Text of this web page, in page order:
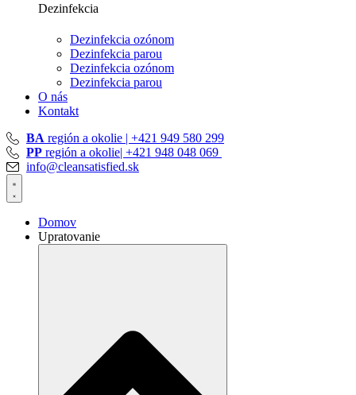
Dezinfekcia
Dezinfekcia ozónom
Dezinfekcia parou
Dezinfekcia ozónom
Dezinfekcia parou
O nás
Kontakt
BA región a okolie | +421 949 580 299
PP región a okolie| +421 948 048 069
info@cleansatisfied.sk
Domov
Upratovanie